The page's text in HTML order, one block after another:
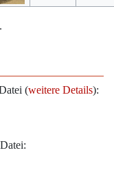
(weitere Details):